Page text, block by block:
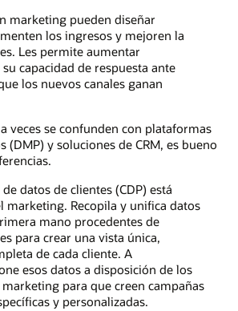
marketing pueden diseñar
los ingresos y mejoren la
Les permite aumentar
capacidad de respuesta ante
los nuevos canales ganan
veces se confunden con plataformas
(DMP) y soluciones de CRM, es bueno
datos de clientes (CDP) está
marketing. Recopila y unifica datos
mano procedentes de
para crear una vista única,
de cada cliente. A
esos datos a disposición de los
para que creen campañas
y personalizadas.